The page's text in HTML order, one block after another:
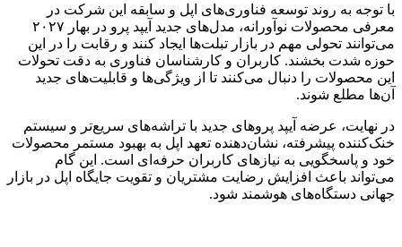
با توجه به روند توسعه فناوری‌های اپل و سابقه این شرکت در
معرفی محصولات نوآورانه، مدل‌های جدید آیپد پرو در بهار ۲۰۲۷
می‌توانند تحولی مهم در بازار تبلت‌ها ایجاد کنند و رقابت را در این
حوزه شدت بخشند. کاربران و کارشناسان فناوری به دقت تحولات
این محصولات را دنبال می‌کنند تا از ویژگی‌ها و قابلیت‌های جدید
آن‌ها مطلع شوند.
در نهایت، عرضه آیپد پروهای جدید با تراشه‌های سریع‌تر و سیستم
خنک‌کننده پیشرفته، نشان‌دهنده تعهد اپل به بهبود مستمر محصولات
خود و پاسخگویی به نیازهای کاربران حرفه‌ای است. این گام
می‌تواند باعث افزایش رضایت مشتریان و تقویت جایگاه اپل در بازار
جهانی دستگاه‌های هوشمند شود.